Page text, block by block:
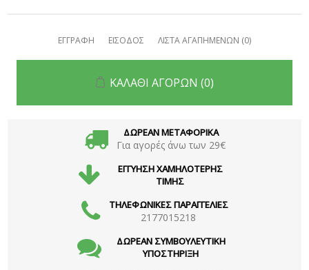
ΕΓΓΡΑΦΗ ΕΙΣΟΔΟΣ ΛΙΣΤΑ ΑΓΑΠΗΜΕΝΩΝ (0)
ΚΑΛΑΘΙ ΑΓΟΡΩΝ (0)
ΔΩΡΕΑΝ ΜΕΤΑΦΟΡΙΚΑ
Για αγορές άνω των 29€
ΕΓΓΥΗΣΗ ΧΑΜΗΛΟΤΕΡΗΣ
ΤΙΜΗΣ
ΤΗΛΕΦΩΝΙΚΕΣ ΠΑΡΑΓΓΕΛΙΕΣ
2177015218
ΔΩΡΕΑΝ ΣΥΜΒΟΥΛΕΥΤΙΚΗ
ΥΠΟΣΤΗΡΙΞΗ